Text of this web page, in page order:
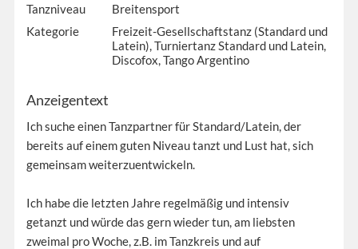
Tanzniveau
Breitensport
Kategorie
Freizeit-Gesellschaftstanz (Standard und
Latein), Turniertanz Standard und Latein,
Discofox, Tango Argentino
Anzeigentext
Ich suche einen Tanzpartner für Standard/Latein, der
bereits auf einem guten Niveau tanzt und Lust hat, sich
gemeinsam weiterzuentwickeln.
Ich habe die letzten Jahre regelmäßig und intensiv
getanzt und würde das gern wieder tun, am liebsten
zweimal pro Woche, z.B. im Tanzkreis und auf